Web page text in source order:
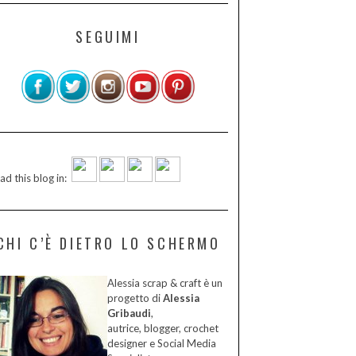
SEGUIMI
this blog in:
C’È DIETRO LO SCHERMO
Alessia scrap & craft è un
progetto diAlessia
Gribaudi,
autrice, blogger, crochet
designer e Social Media